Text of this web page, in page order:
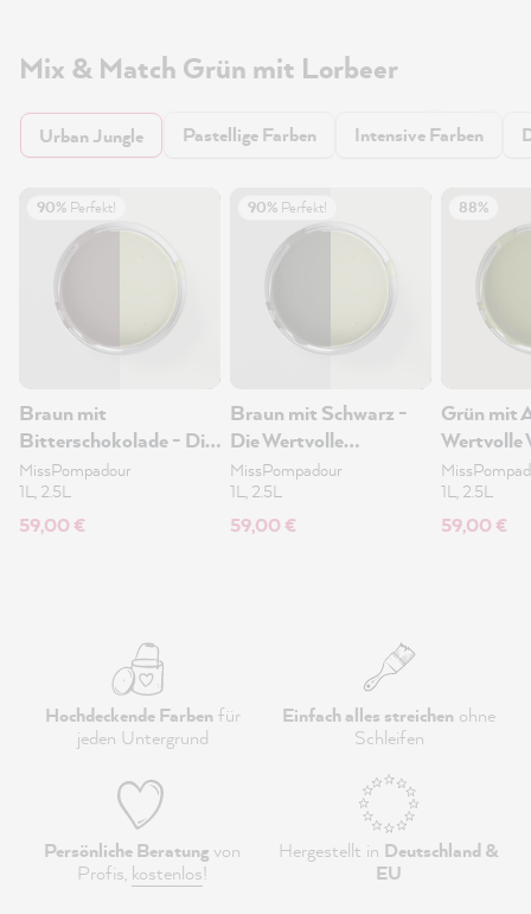
Mix & Match Grün mit Lorbeer
Urban Jungle Pastellige Farben Intensive Farben
90% Perfekt!
Braun mit
Bitterschokolade - Die
Wertvolle Wandfarbe
2.5L
MissPompadour
1L, 2.5L
59,00 €
90% Perfekt!
Braun mit Schwarz -
Die Wertvolle
Wandfarbe 2.5L
MissPompadour
1L, 2.5L
59,00 €
88%
Grün mit
Wertvolle
2.5L
1L, 2.5L
59,00 €
Hochdeckende Farbenfür
jeden Untergrund
Einfach alles streichen ohne
Schleifen
Persönliche Beratungvon
Profis, kostenlos!
Hergestellt in Deutschland &
EU